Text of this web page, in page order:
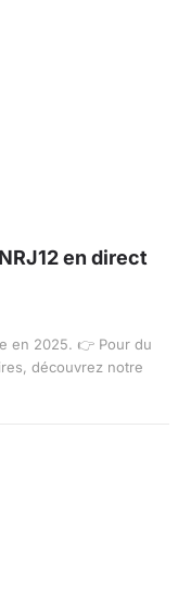
en direct
en 2025. 👉 Pour du
découvrez notre